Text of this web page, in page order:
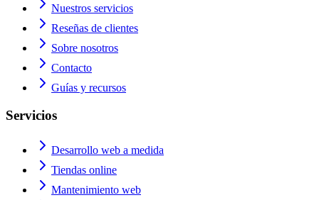
Nuestros servicios
Reseñas de clientes
Sobre nosotros
Contacto
Guías y recursos
Servicios
Desarrollo web a medida
Tiendas online
Mantenimiento web